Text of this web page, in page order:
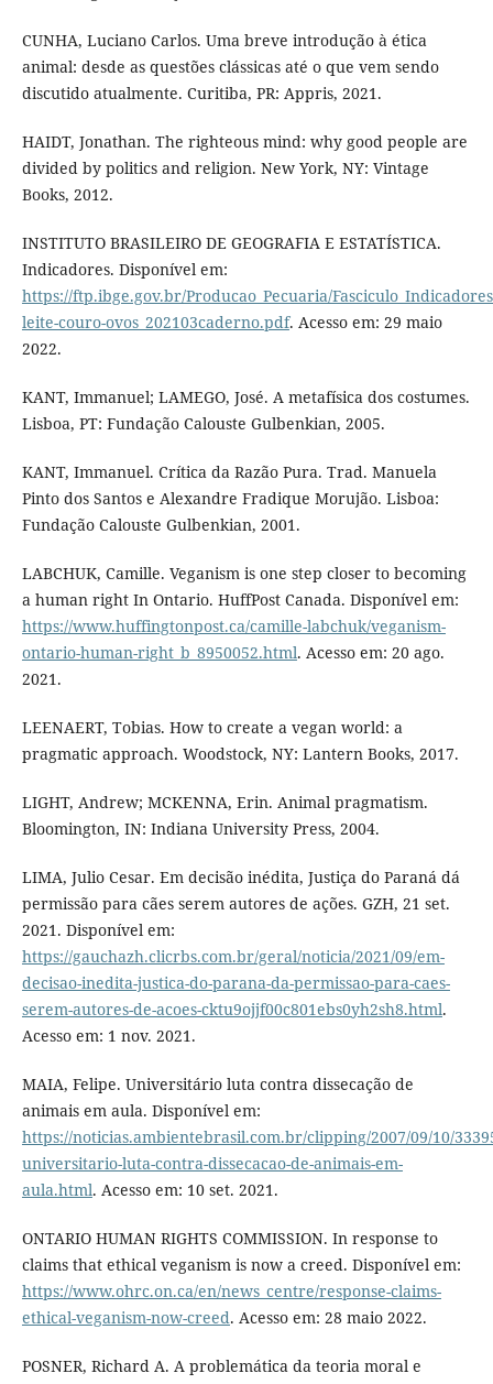
CUNHA, Luciano Carlos. Uma breve introdução à ética
animal: desde as questões clássicas até o que vem sendo
discutido atualmente. Curitiba, PR: Appris, 2021.
HAIDT, Jonathan. The righteous mind: why good people are
divided by politics and religion. New York, NY: Vintage
Books, 2012.
INSTITUTO BRASILEIRO DE GEOGRAFIA E ESTATÍSTICA.
Indicadores. Disponível em:
https://ftp.ibge.gov.br/Producao_Pecuaria/
leite-couro-ovos_202103caderno.pdf. Acesso em: 29 maio
2022.
KANT, Immanuel; LAMEGO, José. A metafísica dos costumes.
Lisboa, PT: Fundação Calouste Gulbenkian, 2005.
KANT, Immanuel. Crítica da Razão Pura. Trad. Manuela
Pinto dos Santos e Alexandre Fradique Morujão. Lisboa:
Fundação Calouste Gulbenkian, 2001.
LABCHUK, Camille. Veganism is one step closer to becoming
a human right In Ontario. HuffPost Canada. Disponível em:
https://www.huffingtonpost.ca/camille-labchuk/veganism-
ontario-human-right_b_8950052.html. Acesso em: 20 ago.
2021.
LEENAERT, Tobias. How to create a vegan world: a
pragmatic approach. Woodstock, NY: Lantern Books, 2017.
LIGHT, Andrew; MCKENNA, Erin. Animal pragmatism.
Bloomington, IN: Indiana University Press, 2004.
LIMA, Julio Cesar. Em decisão inédita, Justiça do Paraná dá
permissão para cães serem autores de ações. GZH, 21 set.
2021. Disponível em:
https://gauchazh.clicrbs.com.br/geral/noticia/2021/09/em-
decisao-inedita-justica-do-parana-da-permissao-para-caes-
serem-autores-de-acoes-cktu9ojjf00c801ebs0yh2sh8.html.
Acesso em: 1 nov. 2021.
MAIA, Felipe. Universitário luta contra dissecação de
animais em aula. Disponível em:
https://noticias.ambientebrasil.com.br/clipping/2007/09/10/
universitario-luta-contra-dissecacao-de-animais-em-
aula.html. Acesso em: 10 set. 2021.
ONTARIO HUMAN RIGHTS COMMISSION. In response to
claims that ethical veganism is now a creed. Disponível em:
https://www.ohrc.on.ca/en/news_centre/response-claims-
ethical-veganism-now-creed. Acesso em: 28 maio 2022.
POSNER, Richard A. A problemática da teoria moral e